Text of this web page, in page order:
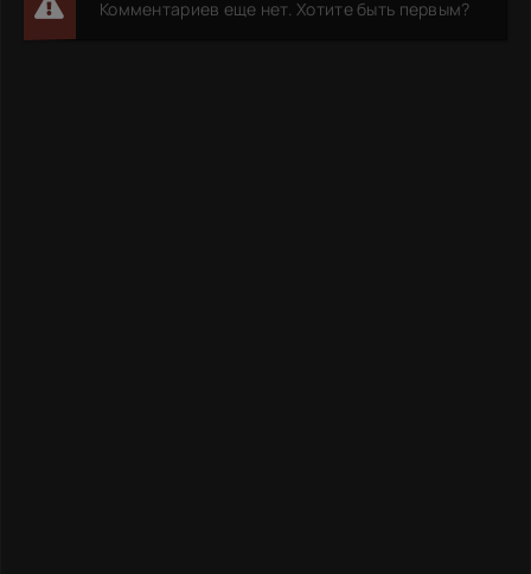
Комментариев еще нет. Хотите быть первым?